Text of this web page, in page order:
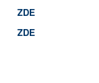
ZDE
ZDE